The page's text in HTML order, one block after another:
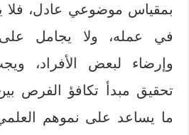
بمقياس موضوعي عادل،
في عمله، ولا يجامل
وإرضاء لبعض الأفراد،
تحقيق مبدأ تكافؤ الفرص
ما يساعد على نموهم